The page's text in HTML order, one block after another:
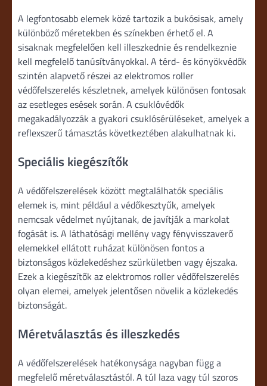
A legfontosabb elemek közé tartozik a bukósisak, amely
különböző méretekben és színekben érhető el. A
sisaknak megfelelően kell illeszkednie és rendelkeznie
kell megfelelő tanúsítványokkal. A térd- és könyökvédők
szintén alapvető részei az elektromos roller
védőfelszerelés készletnek, amelyek különösen fontosak
az esetleges esések során. A csuklóvédők
megakadályozzák a gyakori csuklósérüléseket, amelyek a
reflexszerű támasztás következtében alakulhatnak ki.
Speciális kiegészítők
A védőfelszerelések között megtalálhatók speciális
elemek is, mint például a védőkesztyűk, amelyek
nemcsak védelmet nyújtanak, de javítják a markolat
fogását is. A láthatósági mellény vagy fényvisszaverő
elemekkel ellátott ruházat különösen fontos a
biztonságos közlekedéshez szürkületben vagy éjszaka.
Ezek a kiegészítők az elektromos roller védőfelszerelés
olyan elemei, amelyek jelentősen növelik a közlekedés
biztonságát.
Méretválasztás és illeszkedés
A védőfelszerelések hatékonysága nagyban függ a
megfelelő méretválasztástól. A túl laza vagy túl szoros